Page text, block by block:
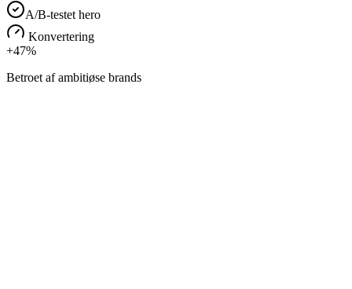
A/B-testet hero
Konvertering
+47%
Betroet af ambitiøse brands